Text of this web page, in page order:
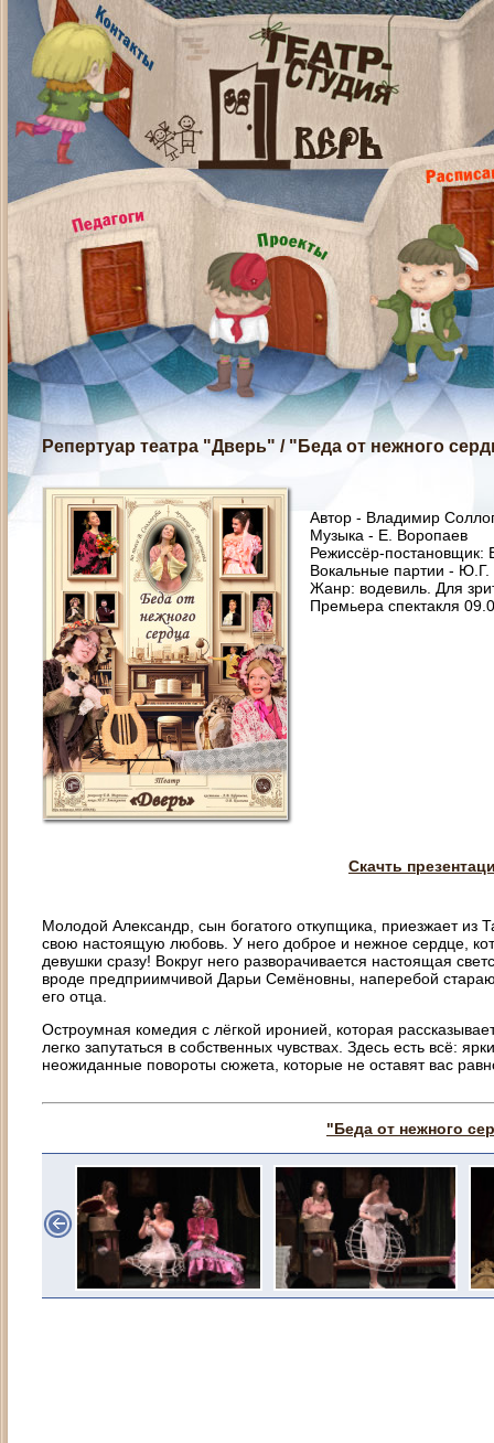
Репертуар театра "Дверь" / "Беда от нежного
Автор - Владимир
Музыка - Е. Воропаев
Режиссёр-
Вокальные партии - Ю.Г.
Жанр: водевиль. Для
Премьера спектакля
Скачть
Молодой Александр, сын богатого откупщика, приезжает
свою настоящую любовь. У него доброе и нежное сердце,
девушки сразу! Вокруг него разворачивается настоящая
вроде предприимчивой Дарьи Семёновны, наперебой
его отца.
Остроумная комедия с лёгкой иронией, которая
легко запутаться в собственных чувствах. Здесь есть всё:
неожиданные повороты сюжета, которые не оставят вас
"Беда от нежного